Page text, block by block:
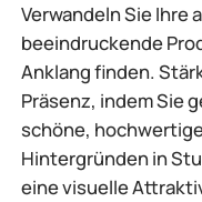
Verwandeln Sie Ihre
beeindruckende
Anklang finden.
Präsenz, indem Sie
schöne,
Hintergründen in
eine visuelle